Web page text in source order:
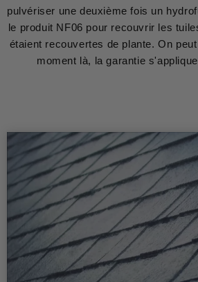
pulvériser une deuxième fois un
le produit NF06 pour recouvrir les
étaient recouvertes de plante. On
moment là, la garantie